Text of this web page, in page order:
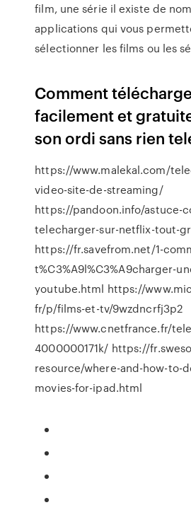
film, une série il existe de
applications qui vous
sélectionner les films ou les
Comment
facilement et
son ordi sans rien
https://www.malekal.com/
video-site-de-streaming/
https://pandoon.info/astuce-
telecharger-sur-netflix-tout-
https://fr.savefrom.net/1-
t%C3%A9l%C3%A9charger-
youtube.html https://
fr/p/films-et-tv/9wzdncrfj3p2
https://www.cnetfrance.fr/
4000000171k/ https://
resource/where-and-how-to-
movies-for-ipad.html